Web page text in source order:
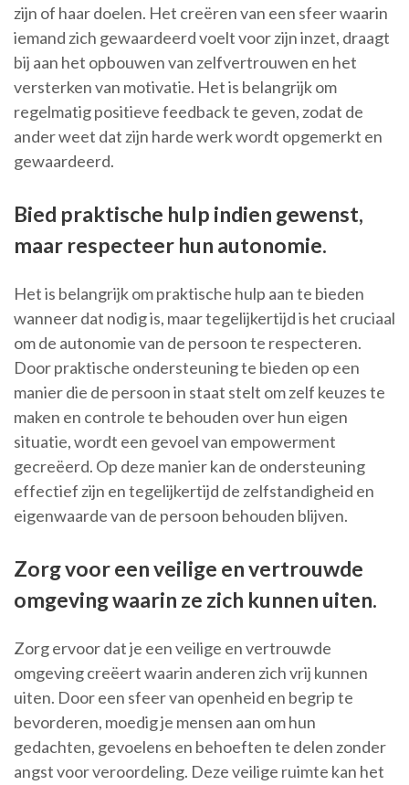
zijn of haar doelen. Het creëren van een sfeer waarin
iemand zich gewaardeerd voelt voor zijn inzet, draagt
bij aan het opbouwen van zelfvertrouwen en het
versterken van motivatie. Het is belangrijk om
regelmatig positieve feedback te geven, zodat de
ander weet dat zijn harde werk wordt opgemerkt en
gewaardeerd.
Bied praktische hulp indien gewenst,
maar respecteer hun autonomie.
Het is belangrijk om praktische hulp aan te bieden
wanneer dat nodig is, maar tegelijkertijd is het cruciaal
om de autonomie van de persoon te respecteren.
Door praktische ondersteuning te bieden op een
manier die de persoon in staat stelt om zelf keuzes te
maken en controle te behouden over hun eigen
situatie, wordt een gevoel van empowerment
gecreëerd. Op deze manier kan de ondersteuning
effectief zijn en tegelijkertijd de zelfstandigheid en
eigenwaarde van de persoon behouden blijven.
Zorg voor een veilige en vertrouwde
omgeving waarin ze zich kunnen uiten.
Zorg ervoor dat je een veilige en vertrouwde
omgeving creëert waarin anderen zich vrij kunnen
uiten. Door een sfeer van openheid en begrip te
bevorderen, moedig je mensen aan om hun
gedachten, gevoelens en behoeften te delen zonder
angst voor veroordeling. Deze veilige ruimte kan het